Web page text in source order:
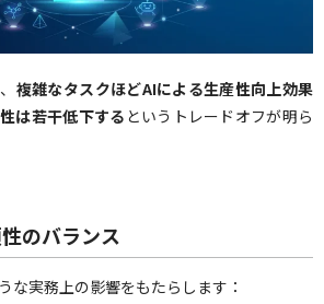
複雑なタスクほどAIによる生産性向上効果
は若干低下する というトレードオフが明ら
のバランス
な実務上の影響をもたらします：